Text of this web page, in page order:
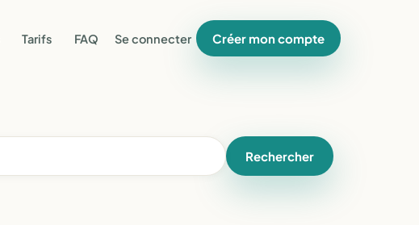
Tarifs FAQ Se connecter Créer mon compte
Rechercher